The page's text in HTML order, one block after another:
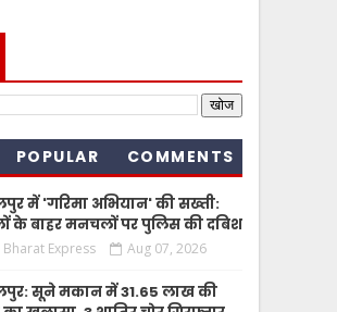
POPULAR COMMENTS
में 'गरिमा अभियान' की सख्ती:
के बाहर मनचलों पर पुलिस की दबिश
Bharat Express Aug 07, 2026
सूने मकान में 31.65 लाख की